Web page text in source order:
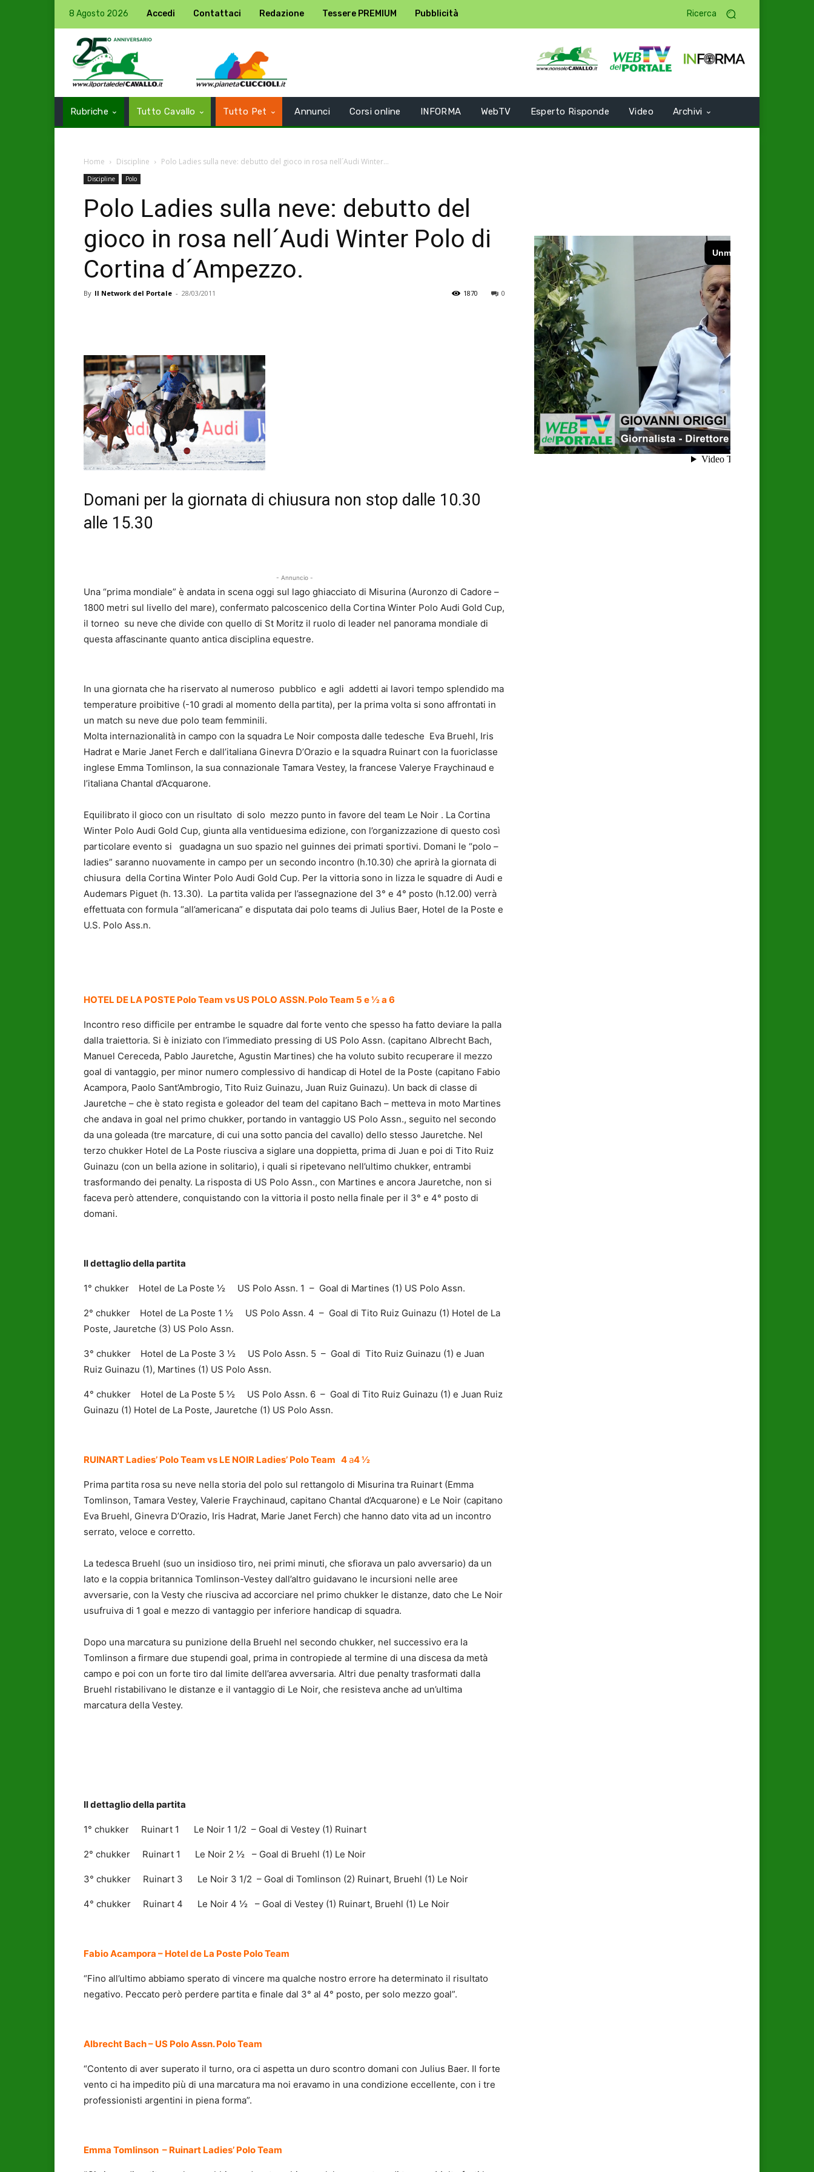
8 Agosto 2026 Accedi Contattaci Redazione Tessere PREMIUM Pubblicità Ricerca
Rubriche Tutto Cavallo Tutto Pet Annunci Corsi online INFORMA WebTV Esperto Risponde Video Archivi
Home Discipline Polo Ladies sulla neve: debutto del gioco in rosa nell´Audi Winter...
Discipline Polo
Polo Ladies sulla neve: debutto del
gioco in rosa nell´Audi Winter Polo di
Cortina d´Ampezzo.
By Il Network del Portale - 28/03/2011 0
1870
Domani per la giornata di chiusura non stop dalle 10.30
alle 15.30
- Annuncio -
Una “prima mondiale” è andata in scena oggi sul lago ghiacciato di Misurina (Auronzo di Cadore –
1800 metri sul livello del mare), confermato palcoscenico della Cortina Winter Polo Audi Gold Cup,
il torneo su neve che divide con quello di St Moritz il ruolo di leader nel panorama mondiale di
questa affascinante quanto antica disciplina equestre.
In una giornata che ha riservato al numeroso pubblico e agli addetti ai lavori tempo splendido ma
temperature proibitive (-10 gradi al momento della partita), per la prima volta si sono affrontati in
un match su neve due polo team femminili.
Molta internazionalità in campo con la squadra Le Noir composta dalle tedesche Eva Bruehl, Iris
Hadrat e Marie Janet Ferch e dall’italiana Ginevra D’Orazio e la squadra Ruinart con la fuoriclasse
inglese Emma Tomlinson, la sua connazionale Tamara Vestey, la francese Valerye Fraychinaud e
l’italiana Chantal d’Acquarone.
Equilibrato il gioco con un risultato di solo mezzo punto in favore del team Le Noir . La Cortina
Winter Polo Audi Gold Cup, giunta alla ventiduesima edizione, con l’organizzazione di questo così
particolare evento si guadagna un suo spazio nel guinnes dei primati sportivi. Domani le “polo –
ladies” saranno nuovamente in campo per un secondo incontro (h.10.30) che aprirà la giornata di
chiusura della Cortina Winter Polo Audi Gold Cup. Per la vittoria sono in lizza le squadre di Audi e
Audemars Piguet (h. 13.30). La partita valida per l’assegnazione del 3° e 4° posto (h.12.00) verrà
effettuata con formula “all’americana” e disputata dai polo teams di Julius Baer, Hotel de la Poste e
U.S. Polo Ass.n.
HOTEL DE LA POSTE Polo Team vs US POLO ASSN. Polo Team 5 e ½ a 6
Incontro reso difficile per entrambe le squadre dal forte vento che spesso ha fatto deviare la palla
dalla traiettoria. Si è iniziato con l’immediato pressing di US Polo Assn. (capitano Albrecht Bach,
Manuel Cereceda, Pablo Jauretche, Agustin Martines) che ha voluto subito recuperare il mezzo
goal di vantaggio, per minor numero complessivo di handicap di Hotel de la Poste (capitano Fabio
Acampora, Paolo Sant’Ambrogio, Tito Ruiz Guinazu, Juan Ruiz Guinazu). Un back di classe di
Jauretche – che è stato regista e goleador del team del capitano Bach – metteva in moto Martines
che andava in goal nel primo chukker, portando in vantaggio US Polo Assn., seguito nel secondo
da una goleada (tre marcature, di cui una sotto pancia del cavallo) dello stesso Jauretche. Nel
terzo chukker Hotel de La Poste riusciva a siglare una doppietta, prima di Juan e poi di Tito Ruiz
Guinazu (con un bella azione in solitario), i quali si ripetevano nell’ultimo chukker, entrambi
trasformando dei penalty. La risposta di US Polo Assn., con Martines e ancora Jauretche, non si
faceva però attendere, conquistando con la vittoria il posto nella finale per il 3° e 4° posto di
domani.
Il dettaglio della partita
1° chukker Hotel de La Poste ½ US Polo Assn. 1 – Goal di Martines (1) US Polo Assn.
2° chukker Hotel de La Poste 1 ½ US Polo Assn. 4 – Goal di Tito Ruiz Guinazu (1) Hotel de La
Poste, Jauretche (3) US Polo Assn.
3° chukker Hotel de La Poste 3 ½ US Polo Assn. 5 – Goal di Tito Ruiz Guinazu (1) e Juan
Ruiz Guinazu (1), Martines (1) US Polo Assn.
4° chukker Hotel de La Poste 5 ½ US Polo Assn. 6 – Goal di Tito Ruiz Guinazu (1) e Juan Ruiz
Guinazu (1) Hotel de La Poste, Jauretche (1) US Polo Assn.
RUINART Ladies’ Polo Team vs LE NOIR Ladies’ Polo Team 4a4 ½
Prima partita rosa su neve nella storia del polo sul rettangolo di Misurina tra Ruinart (Emma
Tomlinson, Tamara Vestey, Valerie Fraychinaud, capitano Chantal d’Acquarone) e Le Noir (capitano
Eva Bruehl, Ginevra D’Orazio, Iris Hadrat, Marie Janet Ferch) che hanno dato vita ad un incontro
serrato, veloce e corretto.
La tedesca Bruehl (suo un insidioso tiro, nei primi minuti, che sfiorava un palo avversario) da un
lato e la coppia britannica Tomlinson-Vestey dall’altro guidavano le incursioni nelle aree
avversarie, con la Vesty che riusciva ad accorciare nel primo chukker le distanze, dato che Le Noir
usufruiva di 1 goal e mezzo di vantaggio per inferiore handicap di squadra.
Dopo una marcatura su punizione della Bruehl nel secondo chukker, nel successivo era la
Tomlinson a firmare due stupendi goal, prima in contropiede al termine di una discesa da metà
campo e poi con un forte tiro dal limite dell’area avversaria. Altri due penalty trasformati dalla
Bruehl ristabilivano le distanze e il vantaggio di Le Noir, che resisteva anche ad un’ultima
marcatura della Vestey.
Il dettaglio della partita
1° chukker Ruinart 1 Le Noir 1 1/2 – Goal di Vestey (1) Ruinart
2° chukker Ruinart 1 Le Noir 2 ½ – Goal di Bruehl (1) Le Noir
3° chukker Ruinart 3 Le Noir 3 1/2 – Goal di Tomlinson (2) Ruinart, Bruehl (1) Le Noir
4° chukker Ruinart 4 Le Noir 4 ½ – Goal di Vestey (1) Ruinart, Bruehl (1) Le Noir
Fabio Acampora – Hotel de La Poste Polo Team
“Fino all’ultimo abbiamo sperato di vincere ma qualche nostro errore ha determinato il risultato
negativo. Peccato però perdere partita e finale dal 3° al 4° posto, per solo mezzo goal”.
Albrecht Bach – US Polo Assn. Polo Team
“Contento di aver superato il turno, ora ci aspetta un duro scontro domani con Julius Baer. Il forte
vento ci ha impedito più di una marcatura ma noi eravamo in una condizione eccellente, con i tre
professionisti argentini in piena forma”.
Emma Tomlinson – Ruinart Ladies’ Polo Team